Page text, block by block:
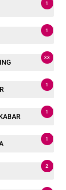
1
1
33
1
1
1
2